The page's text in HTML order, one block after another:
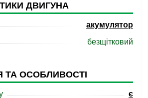
ДВИГУНА
акумулятор
безщітковий
ТА ОСОБЛИВОСТІ
є